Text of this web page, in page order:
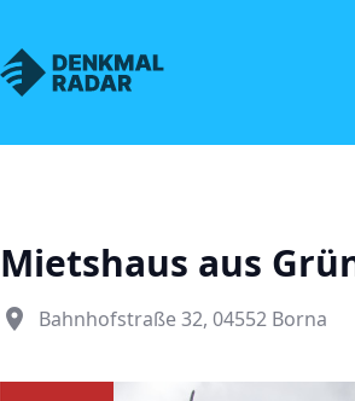
Denkmalnetz Sachsen
Mietshaus aus
place Bahnhofstraße 32, 04552 Borna